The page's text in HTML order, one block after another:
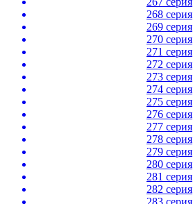
268 серия
269 серия
270 серия
271 серия
272 серия
273 серия
274 серия
275 серия
276 серия
277 серия
278 серия
279 серия
280 серия
281 серия
282 серия
283 серия